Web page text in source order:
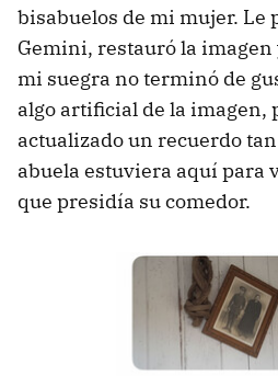
bisabuelos de mi mujer. Le
Gemini, restauró la imagen
mi suegra no terminó de
algo artificial de la imagen,
actualizado un recuerdo
abuela estuviera aquí para
que presidía su comedor.